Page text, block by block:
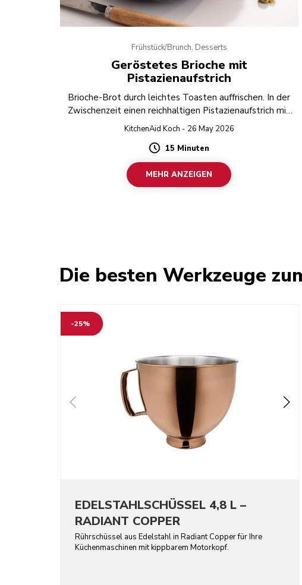
Frühstück/Brunch, Desserts
Geröstetes Brioche mit
Pistazienaufstrich
Brioche-Brot durch leichtes Toasten auffrischen. In der
Zwischenzeit einen reichhaltigen Pistazienaufstrich mit
weißer Schokolade zubereiten.
KitchenAid Koch - 26 May 2026
Duration
15 Minuten
MEHR ANZEIGEN
Die besten Werkzeuge
-25%
EDELSTAHLSCHÜSSEL 4,8 L –
RADIANT COPPER
Rührschüssel aus Edelstahl in Radiant Copper für Ihre
Küchenmaschinen mit kippbarem Motorkopf.